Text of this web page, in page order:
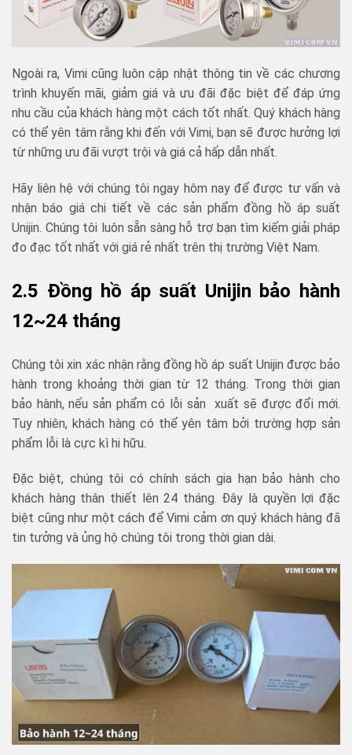
Ngoài ra, Vimi cũng luôn cập nhật thông tin về các chương
trình khuyến mãi, giảm giá và ưu đãi đặc biệt để đáp ứng
nhu cầu của khách hàng một cách tốt nhất. Quý khách hàng
có thể yên tâm rằng khi đến với Vimi, bạn sẽ được hưởng lợi
từ những ưu đãi vượt trội và giá cả hấp dẫn nhất.
Hãy liên hệ với chúng tôi ngay hôm nay để được tư vấn và
nhận báo giá chi tiết về các sản phẩm đồng hồ áp suất
Unijin. Chúng tôi luôn sẵn sàng hỗ trợ bạn tìm kiếm giải pháp
đo đạc tốt nhất với giá rẻ nhất trên thị trường Việt Nam.
2.5 Đồng hồ áp suất Unijin bảo hành
12~24 tháng
Chúng tôi xin xác nhận rằng đồng hồ áp suất Unijin được bảo
hành trong khoảng thời gian từ 12 tháng. Trong thời gian
bảo hành, nếu sản phẩm có lỗi sản xuất sẽ được đổi mới.
Tuy nhiên, khách hàng có thể yên tâm bởi trường hợp sản
phẩm lỗi là cực kì hi hữu.
Đặc biệt, chúng tôi có chính sách gia hạn bảo hành cho
khách hàng thân thiết lên 24 tháng. Đây là quyền lợi đặc
biệt cũng như một cách để Vimi cảm ơn quý khách hàng đã
tin tưởng và ủng hộ chúng tôi trong thời gian dài.